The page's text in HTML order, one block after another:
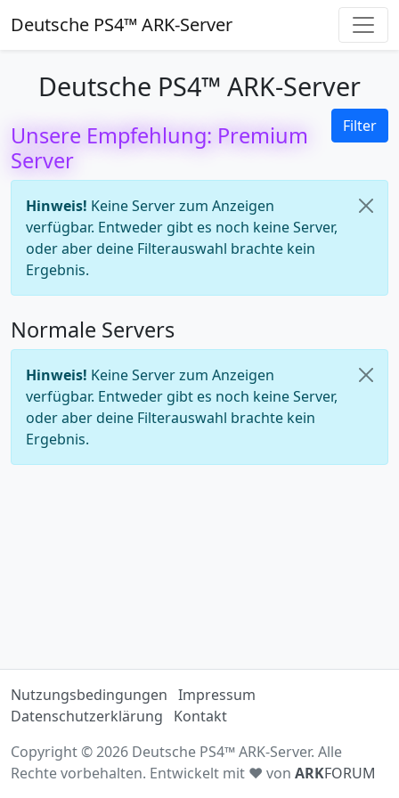
Deutsche PS4™ ARK-Server
Deutsche PS4™ ARK-Server
Filter
Unsere Empfehlung: Premium
Server
Hinweis! Keine Server zum Anzeigen
verfügbar. Entweder gibt es noch keine Server,
oder aber deine Filterauswahl brachte kein
Ergebnis.
Normale Servers
Hinweis! Keine Server zum Anzeigen
verfügbar. Entweder gibt es noch keine Server,
oder aber deine Filterauswahl brachte kein
Ergebnis.
Nutzungsbedingungen Impressum
Datenschutzerklärung
Kontakt
Copyright © 2026 Deutsche PS4™ ARK-Server. Alle
Rechte vorbehalten. Entwickelt mit ♥ von ARKFORUM